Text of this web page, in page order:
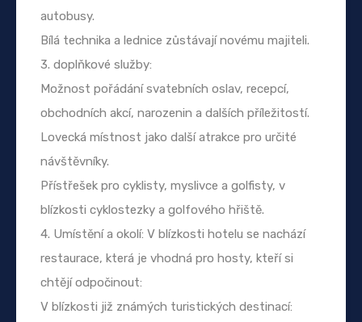
autobusy.
Bílá technika a lednice zůstávají novému majiteli.
3. doplňkové služby:
Možnost pořádání svatebních oslav, recepcí,
obchodních akcí, narozenin a dalších příležitostí.
Lovecká místnost jako další atrakce pro určité
návštěvníky.
Přístřešek pro cyklisty, myslivce a golfisty, v
blízkosti cyklostezky a golfového hřiště.
4. Umístění a okolí: V blízkosti hotelu se nachází
restaurace, která je vhodná pro hosty, kteří si
chtějí odpočinout:
V blízkosti již známých turistických destinací: